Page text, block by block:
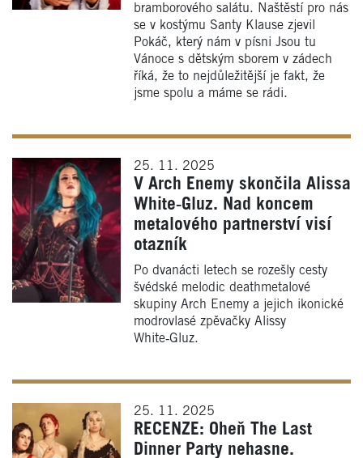
bramborového salátu. Naštěstí pro nás
se v kostýmu Santy Klause zjevil
Pokáč, který nám v písni Jsou tu
Vánoce s dětským sborem v zádech
říká, že to nejdůležitější je fakt, že
jsme spolu a máme se rádi.
25. 11. 2025
V Arch Enemy skončila Alissa
White‑Gluz. Nad koncem
metalového partnerství visí
otazník
Po dvanácti letech se rozešly cesty
švédské melodic deathmetalové
skupiny Arch Enemy a jejich ikonické
modrovlasé zpěvačky Alissy
White‑Gluz.
25. 11. 2025
RECENZE: Oheň The Last
Dinner Party nehasne.